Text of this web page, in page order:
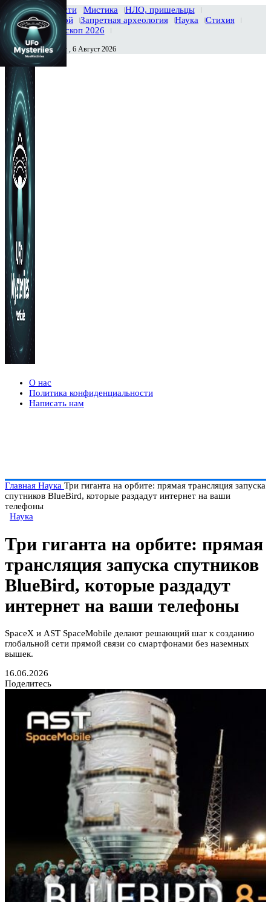
Главная Новости Мистика
НЛО, пришельцы
Тайны вселенной
Запретная археология Наука
Стихия
История
Гороскоп 2026
Сегодня Четверг , 6 Август 2026
О нас
Политика конфиденциальности
Написать нам
Главная Наука Три гиганта на орбите: прямая трансляция запуска
спутников BlueBird, которые раздадут интернет на ваши
телефоны
Наука
Три гиганта на орбите: прямая
трансляция запуска спутников
BlueBird, которые раздадут
интернет на ваши телефоны
SpaceX и AST SpaceMobile делают решающий шаг к созданию
глобальной сети прямой связи со смартфонами без наземных
вышек.
16.06.2026
Поделитесь